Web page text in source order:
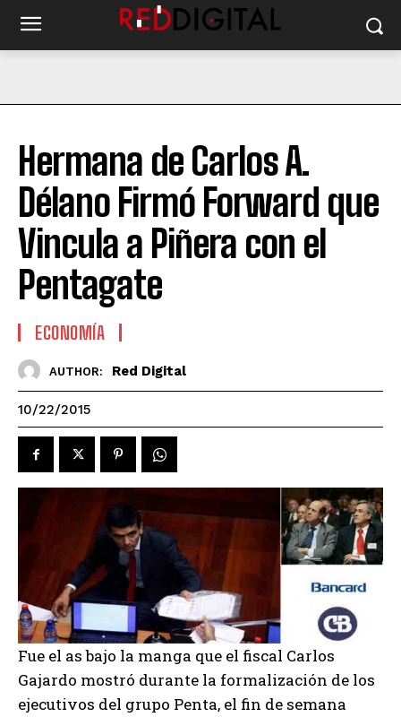
Hermana de Carlos A.
Délano Firmó Forward que
Vincula a Piñera con el
Pentagate
ECONOMÍA
AUTHOR: Red Digital
10/22/2015
Fue el as bajo la manga que el fiscal Carlos
Gajardo mostró durante la formalización de los
ejecutivos del grupo Penta, el fin de semana